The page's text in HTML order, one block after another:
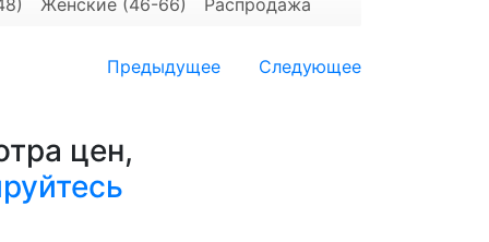
Женские (46-66) Распродажа
Предыдущее Следующее
цен,